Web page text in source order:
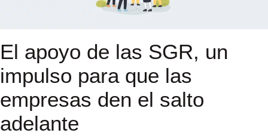
El apoyo de las SGR, un
impulso para que las
empresas den el salto
adelante